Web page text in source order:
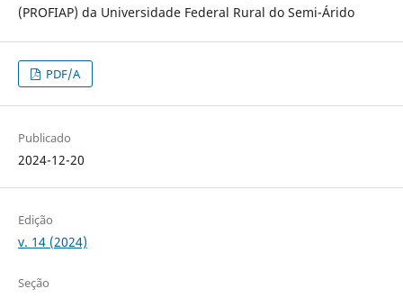
(PROFIAP) da Universidade Federal Rural do Semi-Árido
PDF/A
Publicado
2024-12-20
Edição
v. 14 (2024)
Seção